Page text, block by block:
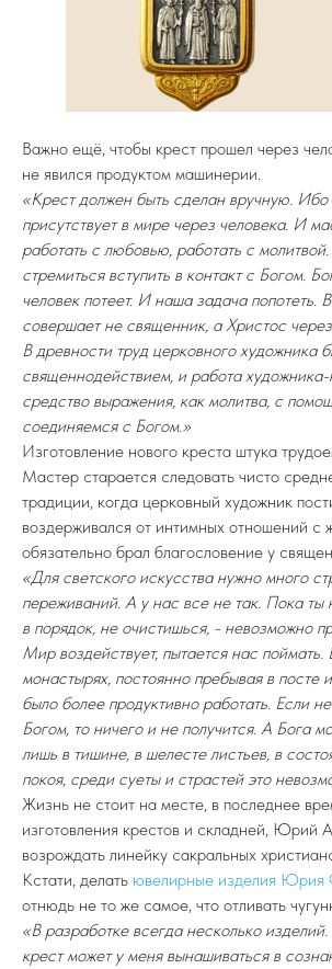
Важно ещё, чтобы крест прошел через
не явился продуктом машинерии.
«Крест должен быть сделан вручную. Ибо
присутствует в мире через человека. И
работать с любовью, работать с
стремиться вступить в контакт с Богом.
человек потеет. И наша задача попотеть.
совершает не священник, а Христос
В древности труд церковного художника
священнодействием, и работа
средство выражения, как молитва, с
соединяемся с Богом.»
Изготовление нового креста штука
Мастер старается следовать чисто
традиции, когда церковный художник
воздерживался от интимных отношений с
обязательно брал благословение у
«Для светского искусства нужно много
переживаний. А у нас все не так. Пока ты
в порядок, не очистишься, - невозможно
Мир воздействует, пытается нас поймать.
монастырях, постоянно пребывая в посте
было более продуктивно работать. Если
Богом, то ничего и не получится. А Бога
лишь в тишине, в шелесте листьев, в
покоя, среди суеты и страстей это
Жизнь не стоит на месте, в последнее
изготовления крестов и складней, Юрий
возрождать линейку сакральных
Кстати, делать ювелирные изделия Юрия
отнюдь не то же самое, что отливать
«В разработке всегда несколько
крест может у меня вынашиваться в